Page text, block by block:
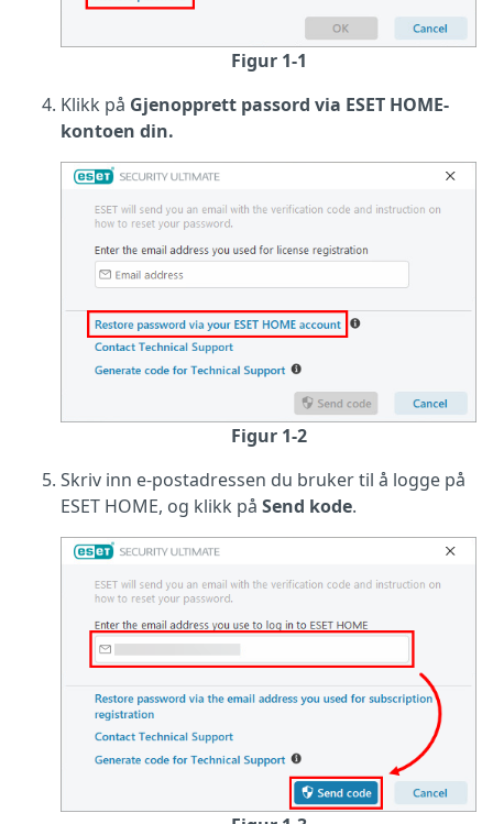
Figur 1-1
Klikk på Gjenopprett passord via ESET HOME-
kontoen din.
Figur 1-2
Skriv inn e-postadressen du bruker til å logge på
ESET HOME, og klikk på Send kode.